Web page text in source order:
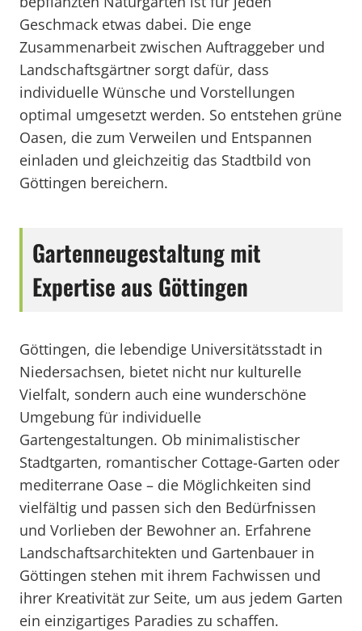
Geschmack etwas dabei. Die enge
Zusammenarbeit zwischen Auftraggeber und
Landschaftsgärtner sorgt dafür, dass
individuelle Wünsche und Vorstellungen
optimal umgesetzt werden. So entstehen grüne
Oasen, die zum Verweilen und Entspannen
einladen und gleichzeitig das Stadtbild von
Göttingen bereichern.
Gartenneugestaltung mit
Expertise aus Göttingen
Göttingen, die lebendige Universitätsstadt in
Niedersachsen, bietet nicht nur kulturelle
Vielfalt, sondern auch eine wunderschöne
Umgebung für individuelle
Gartengestaltungen. Ob minimalistischer
Stadtgarten, romantischer Cottage-Garten oder
mediterrane Oase – die Möglichkeiten sind
vielfältig und passen sich den Bedürfnissen
und Vorlieben der Bewohner an. Erfahrene
Landschaftsarchitekten und Gartenbauer in
Göttingen stehen mit ihrem Fachwissen und
ihrer Kreativität zur Seite, um aus jedem Garten
ein einzigartiges Paradies zu schaffen.